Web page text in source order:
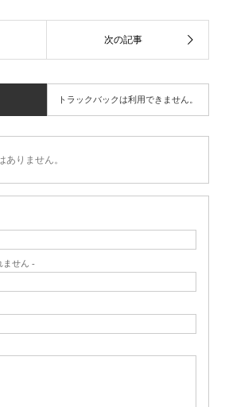
トラックバックは利用できません。
ありません。
ません -